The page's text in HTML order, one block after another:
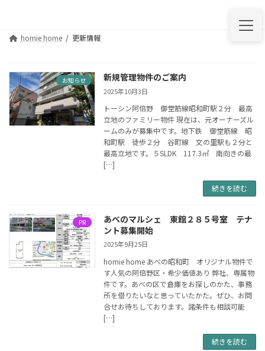
homie home 更新情報
お知らせ 新規管理物件のご案内
2025年10月3日
トーシン阿倍野 御堂筋線昭和町駅２分 最高
立地のファミリー物件 現在は、元オーナーズル
ームのみが募集中です。地下鉄 御堂筋線 昭
和町駅 徒歩２分 谷町線 文の里駅も２分と
最高立地です。５SLDK 117.3㎡ 南向きの最
[…]
続きを読む
PR
あべのマルシェ 東館２８５号室 テナ
ント募集開始
2025年9月25日
homie home あべの昭和町 オリジナル物件で
す人気の阿倍野区・希少価値あり 弊社、専属物
件です。あべの区で倉庫をお探しのかた、事務
所を借りたいなと思っていたかた。ぜひ、お問
合せお待ちしております。諸条件も相談可能
[…]
続きを読む